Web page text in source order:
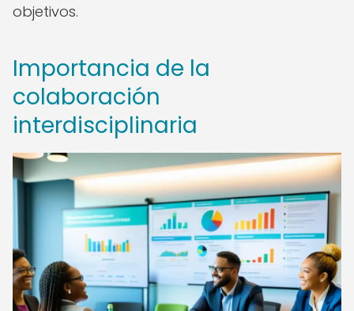
objetivos.
Importancia de la
colaboración
interdisciplinaria